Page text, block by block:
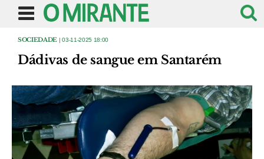
SOCIEDADE | 03-11-2025 18:00
Dádivas de sangue em Santarém